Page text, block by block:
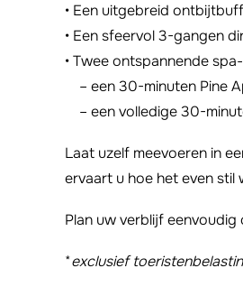
• Een uitgebreid
• Een sfeervol 3-gangen
• Twee ontspannende
– een 30-minuten Pine
– een volledige 30-
Laat uzelf meevoeren in
ervaart u hoe het even stil
Plan uw verblijf
*exclusief